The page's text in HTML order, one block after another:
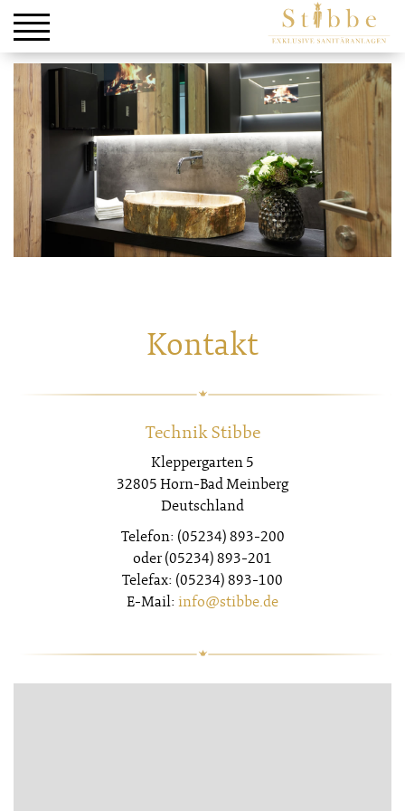
Kontakt
Technik Stibbe
Kleppergarten 5
32805 Horn-Bad Meinberg
Deutschland
Telefon: (05234) 893-200
oder (05234) 893-201
Telefax: (05234) 893-100
E-Mail: info@stibbe.de